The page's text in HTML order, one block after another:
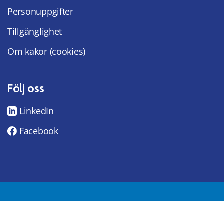
Personuppgifter
Tillgänglighet
Om kakor (cookies)
Följ oss
LinkedIn
Facebook